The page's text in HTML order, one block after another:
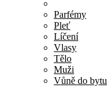
Parfémy
Pleť
Líčení
Vlasy
Tělo
Muži
Vůně do bytu